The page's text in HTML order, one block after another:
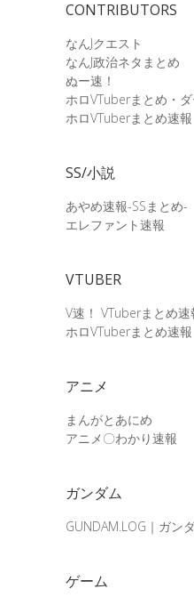
CONTRIBUTORS
なんJクエスト
なんJ政治ネタまとめ
ぬー速！
ホロVTuberまとめ・
ホロVTuberまとめ速報
SS/小説
あやめ速報-SSまとめ-
エレファント速報
VTUBER
V速！ VTuberまとめ速
ホロVTuberまとめ速報
アニメ
まんがとあにめ
アニメ〇わかり速報
ガンダム
GUNDAM.LOG｜ガン
ゲーム